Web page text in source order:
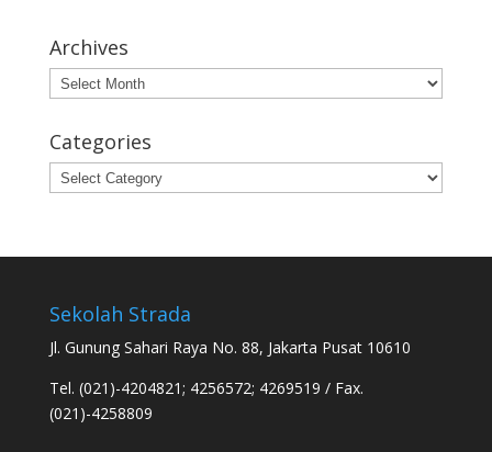
Archives
Archives
Categories
Categories
Sekolah Strada
Jl. Gunung Sahari Raya No. 88, Jakarta Pusat 10610
Tel. (021)-4204821; 4256572; 4269519 / Fax.
(021)-4258809